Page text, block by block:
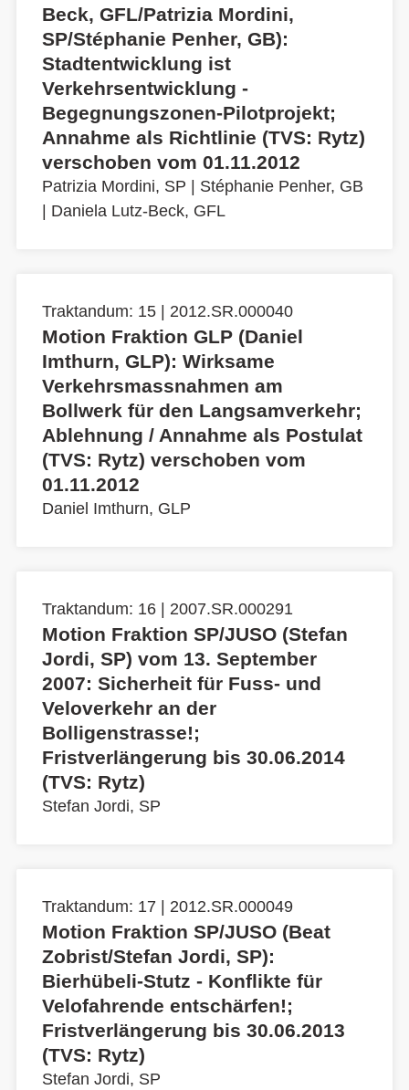
Beck, GFL/Patrizia Mordini,
SP/Stéphanie Penher, GB):
Stadtentwicklung ist
Verkehrsentwicklung -
Begegnungszonen-Pilotprojekt;
Annahme als Richtlinie (TVS: Rytz)
verschoben vom 01.11.2012
Patrizia Mordini, SP
Stéphanie Penher, GB
Daniela Lutz-Beck, GFL
Traktandum: 15 | 2012.SR.000040
Motion Fraktion GLP (Daniel
Imthurn, GLP): Wirksame
Verkehrsmassnahmen am
Bollwerk für den Langsamverkehr;
Ablehnung / Annahme als Postulat
(TVS: Rytz) verschoben vom
01.11.2012
Daniel Imthurn, GLP
Traktandum: 16 | 2007.SR.000291
Motion Fraktion SP/JUSO (Stefan
Jordi, SP) vom 13. September
2007: Sicherheit für Fuss- und
Veloverkehr an der
Bolligenstrasse!;
Fristverlängerung bis 30.06.2014
(TVS: Rytz)
Stefan Jordi, SP
Traktandum: 17 | 2012.SR.000049
Motion Fraktion SP/JUSO (Beat
Zobrist/Stefan Jordi, SP):
Bierhübeli-Stutz - Konflikte für
Velofahrende entschärfen!;
Fristverlängerung bis 30.06.2013
(TVS: Rytz)
Stefan Jordi, SP